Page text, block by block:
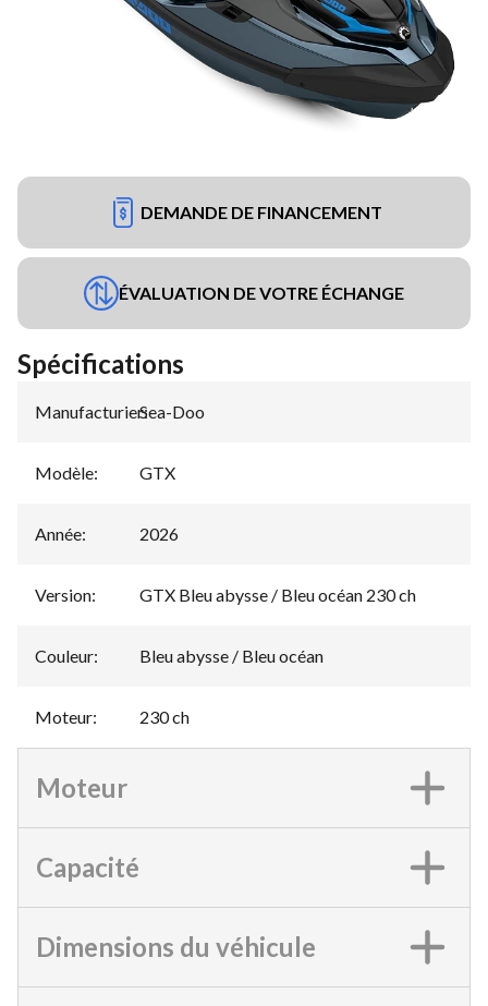
DEMANDE DE FINANCEMENT
ÉVALUATION DE VOTRE ÉCHANGE
Spécifications
Manufacturier:
Sea-Doo
Modèle: GTX
Année: 2026
Version: GTX Bleu abysse / Bleu océan 230 ch
Couleur: Bleu abysse / Bleu océan
Moteur: 230 ch
Moteur
Capacité
Dimensions du véhicule